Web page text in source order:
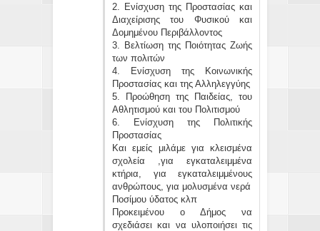
2. Ενίσχυση της Προστασίας και
Διαχείρισης του Φυσικού και
Δομημένου Περιβάλλοντος
3. Βελτίωση της Ποιότητας Ζωής
των πολιτών
4. Ενίσχυση της Κοινωνικής
Προστασίας και της Αλληλεγγύης
5. Προώθηση της Παιδείας, του
Αθλητισμού και του Πολιτισμού
6. Ενίσχυση της Πολιτικής
Προστασίας
Και εμείς μιλάμε για κλεισμένα
σχολεία ,για εγκαταλειμμένα
κτήρια, για εγκαταλειμμένους
ανθρώπους, για μολυσμένα νερά
Ποσίμου ύδατος κλπ
Προκειμένου ο Δήμος να
σχεδιάσει και να υλοποιήσει τις